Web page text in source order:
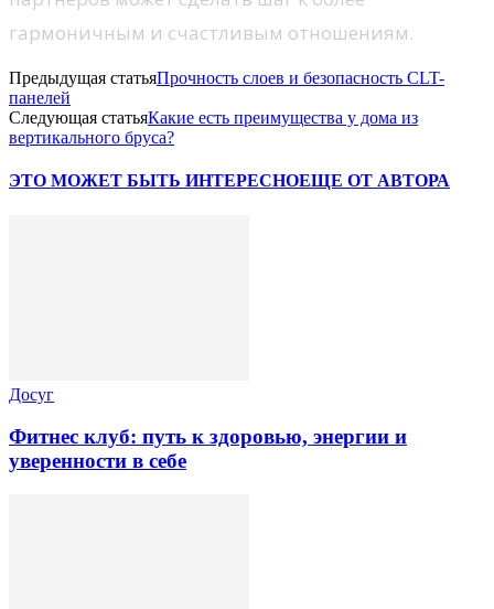
гармоничным и счастливым отношениям.
Предыдущая статьяПрочность слоев и безопасность CLT-
панелей
Следующая статьяКакие есть преимущества у дома из
вертикального бруса?
ЭТО МОЖЕТ БЫТЬ ИНТЕРЕСНОЕЩЕ ОТ АВТОРА
Досуг
Фитнес клуб: путь к здоровью, энергии и
уверенности в себе